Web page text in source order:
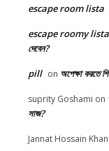
escape room lista
escape roomy lista
দেবেন?
pill on অপেক্ষা করতে
suprity Goshami on
সাজ?
Jannat Hossain Khan